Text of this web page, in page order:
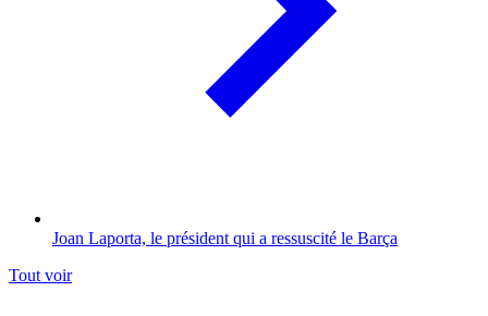
Joan Laporta, le président qui a ressuscité le Barça
Tout voir